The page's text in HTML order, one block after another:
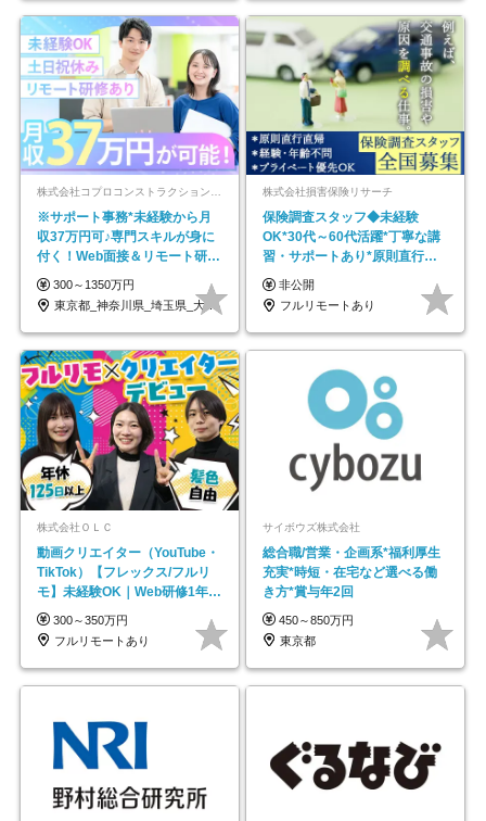
※サポート事務*未経験から月
収37万円可♪専門スキルが身に
付く！Web面接＆リモート研修
も充実♪/a
300～1350万円
東京都_神奈川県_埼玉県_大阪府_愛知県…
株式会社損害保険リサーチ
保険調査スタッフ◆未経験
OK*30代～60代活躍*丁寧な講
習・サポートあり*原則直行直
帰／全国募集・業務委託
非公開
フルリモートあり
株式会社ＯＬＣ
動画クリエイター（YouTube・
TikTok）【フレックス/フルリ
モ】未経験OK｜Web研修1年間
｜副業OK
300～350万円
フルリモートあり
サイボウズ株式会社
総合職/営業・企画系*福利厚生
充実*時短・在宅など選べる働
き方*賞与年2回
450～850万円
東京都